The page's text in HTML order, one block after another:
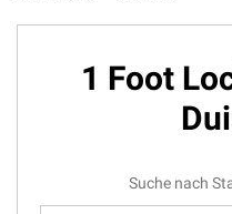
1 Foot
Suche nach